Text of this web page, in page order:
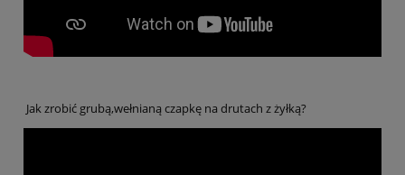
Jak zrobić grubą,wełnianą czapkę na drutach z żyłką?